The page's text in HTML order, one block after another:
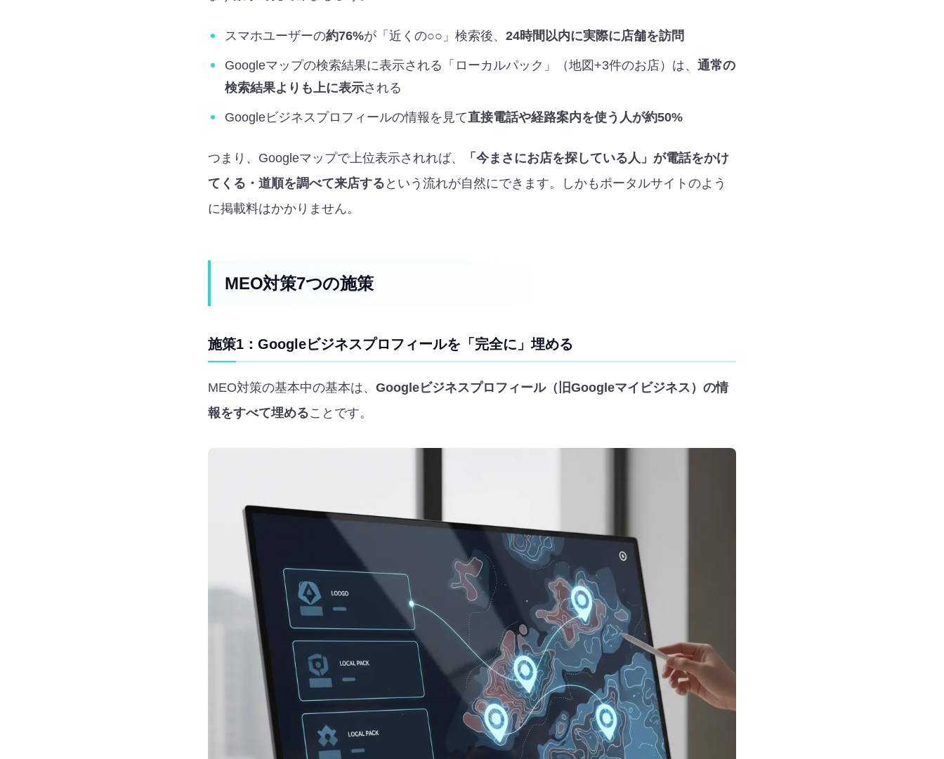
スマホユーザーの約76%が「近くの○○」検索後、 24時間以内に実際に店舗を訪問
Googleマップの検索結果に表示される「ローカルパック」（地図+3件のお店）は、 通常の
検索結果よりも上に表示される
Googleビジネスプロフィールの情報を見て直接電話や経路案内を使う人が約50%
つまり、Googleマップで上位表示されれば、
「今まさにお店を探している人」が電話をかけ
てくる・道順を調べて来店する という流れが自然にできます。しかもポータルサイトのよう
に掲載料はかかりません。
MEO対策7つの施策
施策1：Googleビジネスプロフィールを「完全に」埋める
MEO対策の基本中の基本は、 Googleビジネスプロフィール（旧Googleマイビジネス）の情
報をすべて埋めることです。